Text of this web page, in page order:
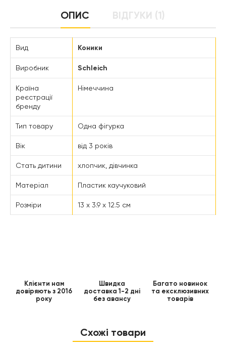
ОПИС ВІДГУКИ (1)
Вид Коники
Виробник Schleich
Країна
реєстрації
бренду
Німеччина
Тип товару Одна фігурка
Вік від 3 років
Стать дитини хлопчик, дівчинка
Матеріал Пластик каучуковий
Розміри 13 x 3.9 x 12.5 см
Клієнти нам
довіряють з 2016
року
Швидка
доставка 1-2 дні
без авансу
Багато новинок
та ексклюзивних
товарів
Схожі товари